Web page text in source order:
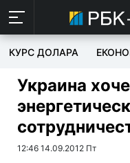
КУРС ДОЛАРА
Украина
12:46 14.09.2012 Пт